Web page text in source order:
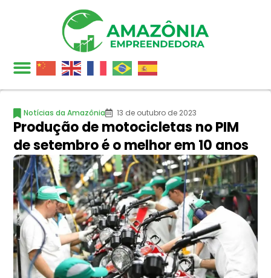
Notícias da Amazônia 13 de outubro de 2023
Produção de motocicletas no PIM
de setembro é o melhor em 10 anos